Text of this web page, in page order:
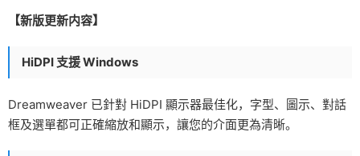
【新版更新内容】
HiDPI 支援 Windows
Dreamweaver 已針對 HiDPI 顯示器最佳化，字型、圖示、對話
框及選單都可正確縮放和顯示，讓您的介面更為清晰。